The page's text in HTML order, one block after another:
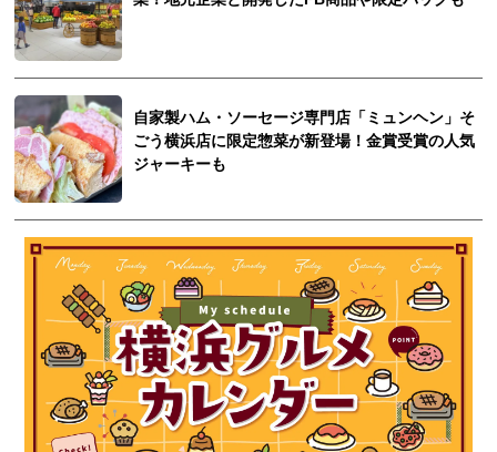
自家製ハム・ソーセージ専門店「ミュンヘン」そ
ごう横浜店に限定惣菜が新登場！金賞受賞の人気
ジャーキーも